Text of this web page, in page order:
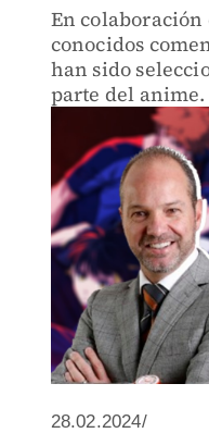
En
conocidos
han sido
parte del anime.
28.02.2024/